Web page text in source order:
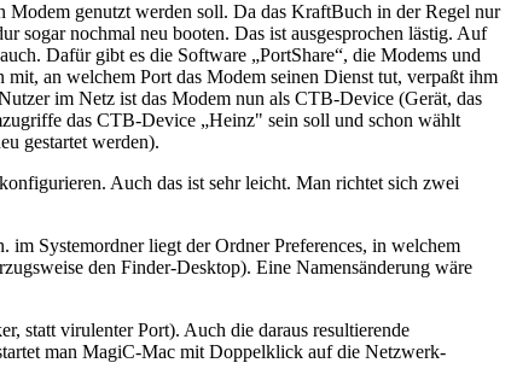
genutzt werden soll. Da das KraftBuch in der Regel nur
sogar nochmal neu booten. Das ist ausgesprochen lästig. Auf
Dafür gibt es die Software „PortShare“, die Modems und
an welchem Port das Modem seinen Dienst tut, verpaßt ihm
im Netz ist das Modem nun als CTB-Device (Gerät, das
das CTB-Device „Heinz" sein soll und schon wählt
gestartet werden).
Auch das ist sehr leicht. Man richtet sich zwei
Systemordner liegt der Ordner Preferences, in welchem
den Finder-Desktop). Eine Namensänderung wäre
statt virulenter Port). Auch die daraus resultierende
man MagiC-Mac mit Doppelklick auf die Netzwerk-